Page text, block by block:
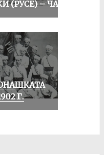
(РУСЕ) – ЧАСТ I
Г.